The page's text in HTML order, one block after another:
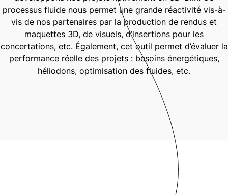
Horizon
VIAE
Horizon VIAE
Développeur urbain
Les bureaux d'étude et autres intervenants
processus fluide nous permet une grande réactivité vis-à-
vis de nos partenaires par la production de rendus et
maquettes 3D, de visuels, d’insertions pour les
concertations, etc. Également, cet outil permet d’évaluer la
performance réelle des projets : besoins énergétiques,
héliodons, optimisation des fluides, etc.